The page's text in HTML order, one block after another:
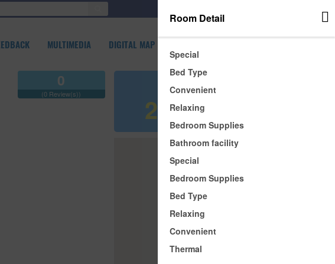
MULTIMEDIA DIGITAL MAP
0
(0 Review(s)) 240,000 đ
Room Detail
Special
Bed Type
Convenient
Relaxing
Bedroom Supplies
Bathroom facility
Special
Bedroom Supplies
Bed Type
Relaxing
Convenient
Thermal